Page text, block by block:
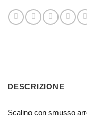
DESCRIZIONE
Scalino con smusso